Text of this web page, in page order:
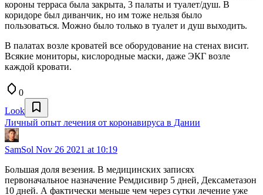
короны терраса была закрыта, 3 палаты и туалет/душ. В
коридоре был диванчик, но им тоже нельзя было
пользоваться. Можно было только в туалет и душ выходить.
В палатах возле кроватей все оборудование на стенах висит.
Всякие мониторы, кислородные маски, даже ЭКГ возле
каждой кровати.
0
Look
Личный опыт лечения от коронавируса в Дании
SamSol Nov 26 2021 at 10:19
Большая доля везения. В медицинских записях
первоначальное назначение Ремдисивир 5 дней, Дексаметазон
10 дней. А фактически меньше чем через сутки лечение уже